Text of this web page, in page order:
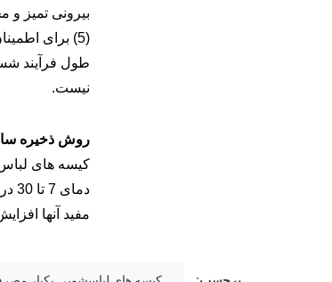
بیرونی تمیز و
(5) برای
نیست.
روش ذخیره
کیسه های
مفید آنها